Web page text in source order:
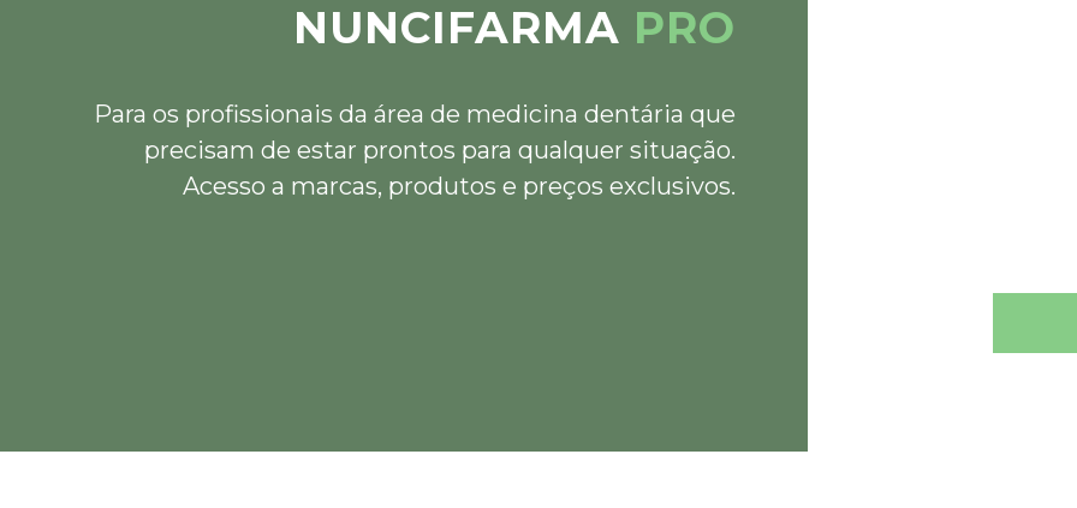
NUNCIFARMA PRO
Para os profissionais da área de medicina dentária que
precisam de estar prontos para qualquer situação.
Acesso a marcas, produtos e preços exclusivos.